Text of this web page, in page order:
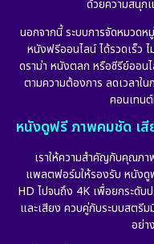
ด้วยความสนุก
นอกจากนี้ ระบบการจัดหมวดห
หนังฟรีออนไลน์ ได้รวดเร็ว
ดราม่า หนังตลก หรือซีรีย์ออน
ตามความต้องการ ลดเวลาใน
คอนเทน
หนังดูฟรี ภาพคมชัด เ
เราให้ความสำคัญกับคุณภ
แพลตฟอร์มให้รองรับ หนังดู
HD ไปจนถึง 4K เพื่อยกระดับ
และเสียง ควบคู่กับระบบสตรีม
อย่า